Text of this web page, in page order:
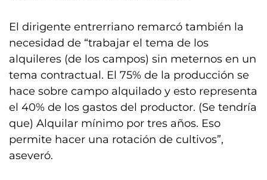
El dirigente entrerriano remarcó también la
necesidad de “trabajar el tema de los
alquileres (de los campos) sin meternos en un
tema contractual. El 75% de la producción se
hace sobre campo alquilado y esto representa
el 40% de los gastos del productor. (Se tendría
que) Alquilar mínimo por tres años. Eso
permite hacer una rotación de cultivos”,
aseveró.